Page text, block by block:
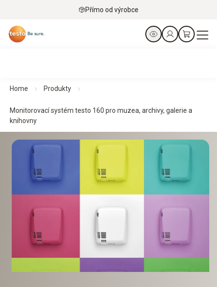
Přímo od výrobce
Home Produkty
Monitorovací systém testo 160 pro muzea, archivy, galerie a
knihovny